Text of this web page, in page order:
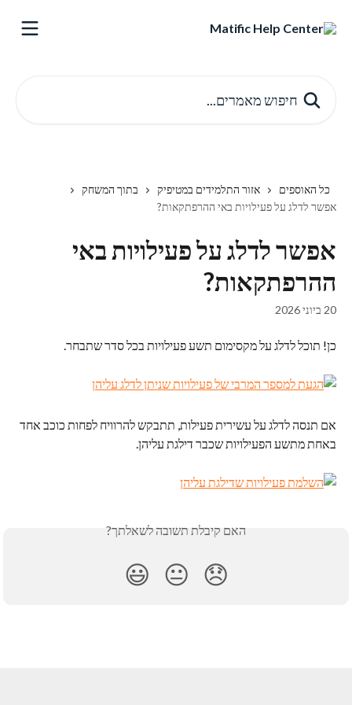
כל האוספים אזור התלמידים במטיפיק
בתוך המשחק
אפשר לדלג על פעילויות באי ההרפתקאות?
אפשר לדלג על פעילויות באי
ההרפתקאות?
20 ביוני 2026
כן! תוכל לדלג על מקסימום תשע פעילויות בכל סדר שתבחר.
אם תנסה לדלג על עשירית פעילות, תתבקש להרוויח לפחות כוכב אחד
באחת מתשע הפעילויות שכבר דילגת עליהן.
האם קיבלת תשובה לשאלתך?
😞
😐
😃